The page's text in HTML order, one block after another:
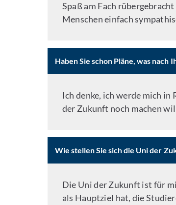
Spaß am Fach
Menschen einfach
Haben Sie schon Pläne, was nach
Ich denke, ich werde mich
der Zukunft noch machen
Wie stellen Sie sich die Uni der
Die Uni der Zukunft ist für
als Hauptziel hat, die